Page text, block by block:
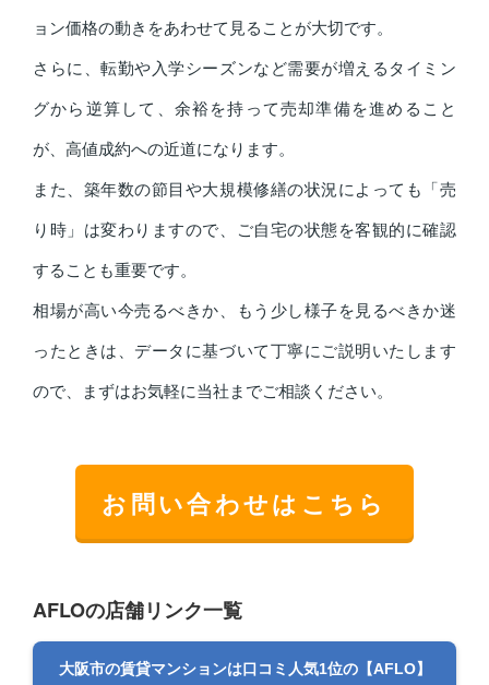
ョン価格の動きをあわせて見ることが大切です。
さらに、転勤や入学シーズンなど需要が増えるタイミン
グから逆算して、余裕を持って売却準備を進めること
が、高値成約への近道になります。
また、築年数の節目や大規模修繕の状況によっても「売
り時」は変わりますので、ご自宅の状態を客観的に確認
することも重要です。
相場が高い今売るべきか、もう少し様子を見るべきか迷
ったときは、データに基づいて丁寧にご説明いたします
ので、まずはお気軽に当社までご相談ください。
お問い合わせはこちら
AFLOの店舗リンク一覧
大阪市の賃貸マンションは口コミ人気1位の【AFLO】